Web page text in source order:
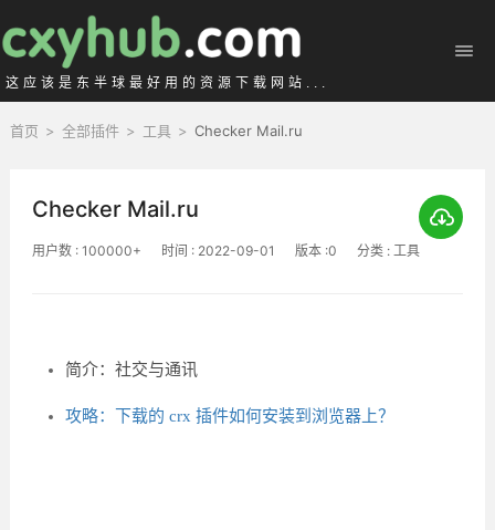
这应该是东半球最好用的资源下载网站...
首页 > 全部插件 > 工具 > Checker Mail.ru
Checker Mail.ru
用户数 : 100000+ 时间 : 2022-09-01 版本 :0 分类 : 工具
简介：社交与通讯
攻略：下载的 crx 插件如何安装到浏览器上？